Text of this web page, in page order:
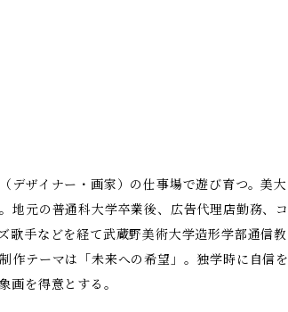
デザイナー・画家）の仕事場で遊び育つ。美大
地元の普通科大学卒業後、広告代理店勤務、コ
歌手などを経て武蔵野美術大学造形学部通信教
作テーマは「未来への希望」。独学時に自信を
画を得意とする。